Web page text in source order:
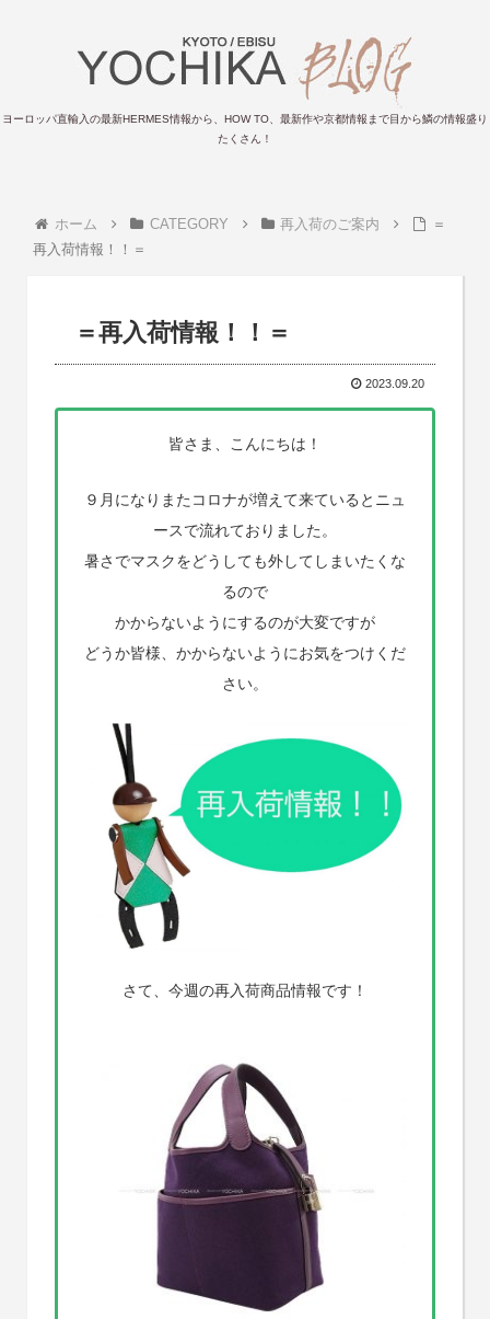
ヨーロッパ直輸入の最新HERMES情報から、HOW TO、最新作や京都情報まで目から鱗の情報盛り
たくさん！
ホーム CATEGORY 再入荷のご案内
＝
再入荷情報！！＝
＝再入荷情報！！＝
2023.09.20
皆さま、こんにちは！
９月になりまたコロナが増えて来ているとニュ
ースで流れておりました。
暑さでマスクをどうしても外してしまいたくな
るので
かからないようにするのが大変ですが
どうか皆様、かからないようにお気をつけくだ
さい。
さて、今週の再入荷商品情報です！